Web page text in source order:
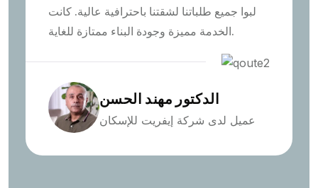
لبوا جميع طلباتنا لشقتنا باحترافية عالية. كانت
الخدمة مميزة وجودة البناء ممتازة للغاية.
الدكتور مهند الحسن
عميل لدى شركة إيفريت للإسكان